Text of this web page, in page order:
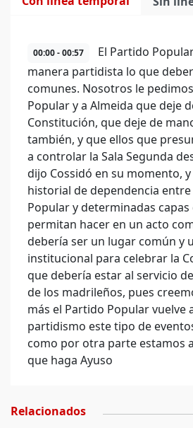
00:00 - 00:57
El Partido
manera partidista lo que
comunes. Nosotros le
Popular y a Almeida que deje
Constitución, que deje de
también, y que ellos que
a controlar la Sala Segunda
dijo Cossidó en su momento,
historial de dependencia
Popular y determinadas capas
permitan hacer en un acto
debería ser un lugar común y
institucional para celebrar la
que debería estar al servicio
de los madrileños, pues
más el Partido Popular vuelve
partidismo este tipo de
como por otra parte estamos
que haga Ayuso
Relacionados